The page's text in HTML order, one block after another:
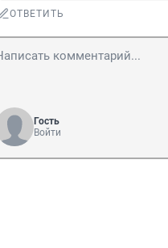
ОТВЕТИТЬ
Гость
Войти